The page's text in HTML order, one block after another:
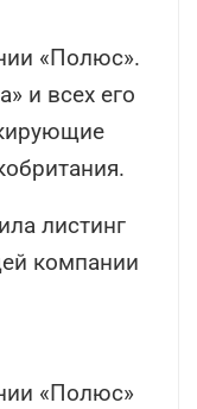
«Полюс».
и всех его
листинг
компании
«Полюс»